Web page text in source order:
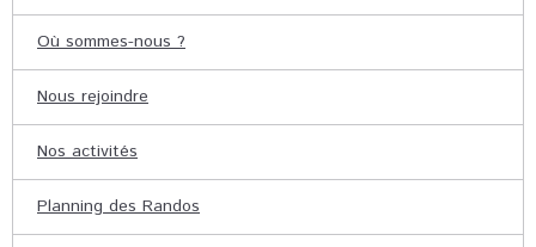
Où sommes-nous ?
Nous rejoindre
Nos activités
Planning des Randos